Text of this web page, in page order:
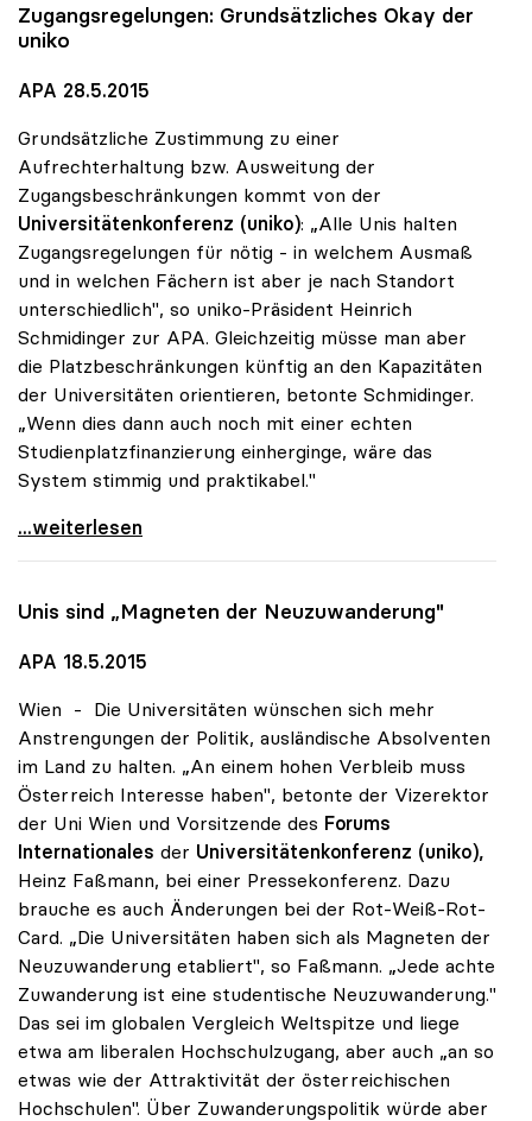
Zugangsregelungen: Grundsätzliches Okay der
uniko
APA 28.5.2015
Grundsätzliche Zustimmung zu einer
Aufrechterhaltung bzw. Ausweitung der
Zugangsbeschränkungen kommt von der
Universitätenkonferenz (uniko): „Alle Unis halten
Zugangsregelungen für nötig - in welchem Ausmaß
und in welchen Fächern ist aber je nach Standort
unterschiedlich", so uniko-Präsident Heinrich
Schmidinger zur APA. Gleichzeitig müsse man aber
die Platzbeschränkungen künftig an den Kapazitäten
der Universitäten orientieren, betonte Schmidinger.
„Wenn dies dann auch noch mit einer echten
Studienplatzfinanzierung einherginge, wäre das
System stimmig und praktikabel."
Zugangsregelungen: Grundsätzliches Okay der uniko
...weiterlesen
Unis sind „Magneten der Neuzuwanderung"
APA 18.5.2015
Wien - Die Universitäten wünschen sich mehr
Anstrengungen der Politik, ausländische Absolventen
im Land zu halten. „An einem hohen Verbleib muss
Österreich Interesse haben", betonte der Vizerektor
der Uni Wien und Vorsitzende des Forums
Internationales der Universitätenkonferenz (uniko),
Heinz Faßmann, bei einer Pressekonferenz. Dazu
brauche es auch Änderungen bei der Rot-Weiß-Rot-
Card. „Die Universitäten haben sich als Magneten der
Neuzuwanderung etabliert", so Faßmann. „Jede achte
Zuwanderung ist eine studentische Neuzuwanderung."
Das sei im globalen Vergleich Weltspitze und liege
etwa am liberalen Hochschulzugang, aber auch „an so
etwas wie der Attraktivität der österreichischen
Hochschulen". Über Zuwanderungspolitik würde aber